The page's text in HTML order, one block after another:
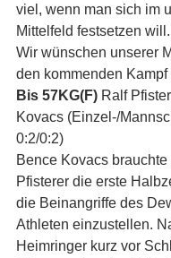
viel, wenn man sich im
Mittelfeld festsetzen will.
Wir wünschen unserer
den kommenden Kampf
Bis 57KG(F) Ralf
Kovacs (Einzel-/
0:2/0:2)
Bence Kovacs
Pfisterer die erste
die Beinangriffe des
Athleten einzustellen.
Heimringer kurz vor